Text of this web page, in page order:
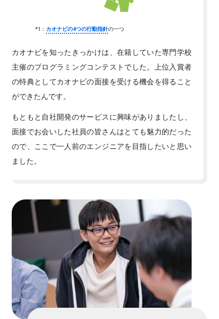
*1： カオナビの4つの行動指針の一つ
カオナビを知ったきっかけは、在籍していた専門学校
主催のプログラミングコンテストでした。上位入賞者
の特典としてカオナビの面接を受ける機会を得ること
ができたんです。
もともと自社開発のサービスに興味がありましたし、
面接でお会いした社員の皆さんはとても魅力的だった
ので、ここで一人前のエンジニアを目指したいと思い
ました。